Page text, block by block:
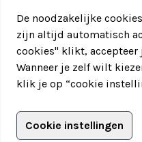
Filter
Adverteren?
De noodzakelijke
zijn altijd automatisch
cookies" klikt, accepteer
Wanneer je zelf wilt
klik je op “cookie
Cookie instellingen